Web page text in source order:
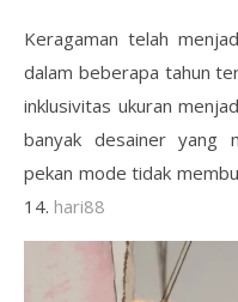
Keragaman telah
dalam beberapa tahun
inklusivitas ukuran
banyak desainer yang
pekan mode tidak
14. hari88